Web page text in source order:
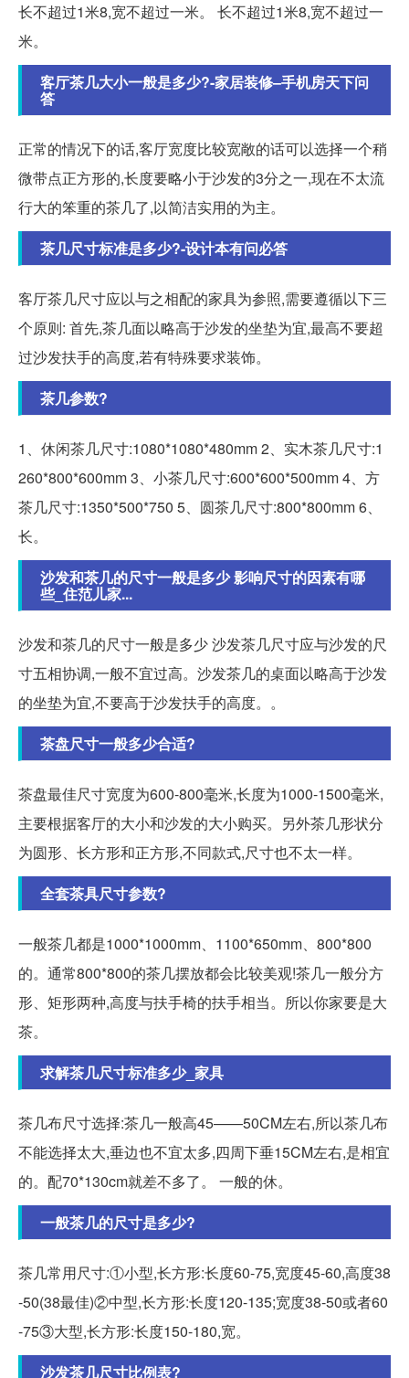
长不超过1米8,宽不超过一米。 长不超过1米8,宽不超过一
米。
客厅茶几大小一般是多少?-家居装修–手机房天下问
答
正常的情况下的话,客厅宽度比较宽敞的话可以选择一个稍
微带点正方形的,长度要略小于沙发的3分之一,现在不太流
行大的笨重的茶几了,以简洁实用的为主。
茶几尺寸标准是多少?-设计本有问必答
客厅茶几尺寸应以与之相配的家具为参照,需要遵循以下三
个原则: 首先,茶几面以略高于沙发的坐垫为宜,最高不要超
过沙发扶手的高度,若有特殊要求装饰。
茶几参数?
1、休闲茶几尺寸:1080*1080*480mm 2、实木茶几尺寸:1
260*800*600mm 3、小茶几尺寸:600*600*500mm 4、方
茶几尺寸:1350*500*750 5、圆茶几尺寸:800*800mm 6、
长。
沙发和茶几的尺寸一般是多少 影响尺寸的因素有哪
些_住范儿家...
沙发和茶几的尺寸一般是多少 沙发茶几尺寸应与沙发的尺
寸五相协调,一般不宜过高。沙发茶几的桌面以略高于沙发
的坐垫为宜,不要高于沙发扶手的高度。。
茶盘尺寸一般多少合适?
茶盘最佳尺寸宽度为600-800毫米,长度为1000-1500毫米,
主要根据客厅的大小和沙发的大小购买。另外茶几形状分
为圆形、长方形和正方形,不同款式,尺寸也不太一样。
全套茶具尺寸参数?
一般茶几都是1000*1000mm、1100*650mm、800*800
的。通常800*800的茶几摆放都会比较美观!茶几一般分方
形、矩形两种,高度与扶手椅的扶手相当。所以你家要是大
茶。
求解茶几尺寸标准多少_家具
茶几布尺寸选择:茶几一般高45——50CM左右,所以茶几布
不能选择太大,垂边也不宜太多,四周下垂15CM左右,是相宜
的。配70*130cm就差不多了。 一般的休。
一般茶几的尺寸是多少?
茶几常用尺寸:①小型,长方形:长度60-75,宽度45-60,高度38
-50(38最佳)②中型,长方形:长度120-135;宽度38-50或者60
-75③大型,长方形:长度150-180,宽。
沙发茶几尺寸比例表?